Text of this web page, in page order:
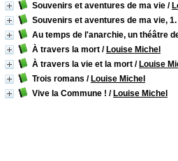
Souvenirs et aventures de ma vie /
Souvenirs et aventures de ma vie,
Au temps de l'anarchie, un théâtre
À travers la mort / Louise Michel
À travers la vie et la mort / Louise
Trois romans / Louise Michel
Vive la Commune ! / Louise Michel